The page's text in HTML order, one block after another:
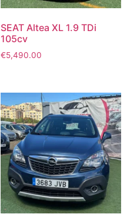
SEAT Altea XL 1.9 TDi
105cv
€5,490.00